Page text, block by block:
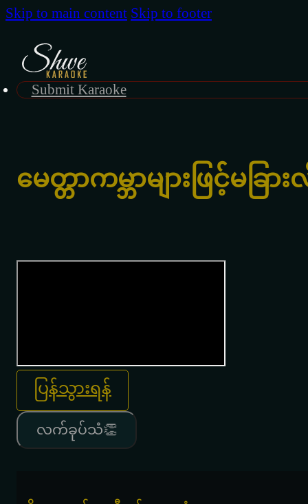
Skip to main content Skip to footer
Submit Karaoke
မေတ္တာကမ္ဘာများဖြင့်မခြ
ပြန်သွားရန်
လက်ခုပ်သံ👏